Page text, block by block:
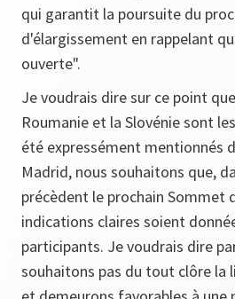
qui garantit la poursuite du
d'élargissement en rappelant
ouverte".
Je voudrais dire sur ce point
Roumanie et la Slovénie sont
été expressément mentionnés
Madrid, nous souhaitons que,
précèdent le prochain Sommet
indications claires soient
participants. Je voudrais dire
souhaitons pas du tout clôre la